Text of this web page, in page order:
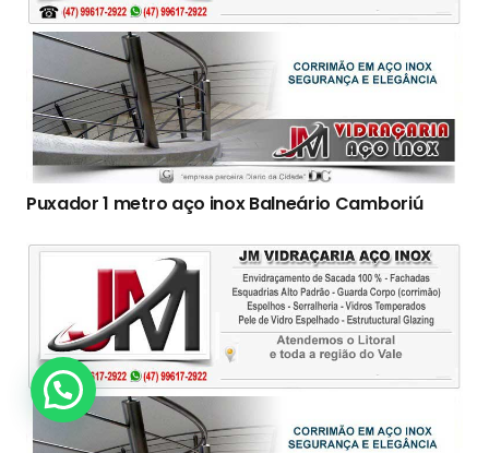
Puxador 1 metro aço inox Balneário Camboriú
Clique Aqui!